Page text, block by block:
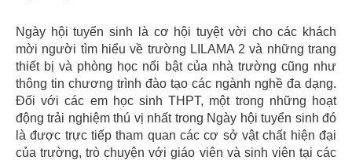
Ngày hội tuyển sinh là cơ hội tuyệt vời cho các khách
mời người tìm hiểu về trường LILAMA 2 và những trang
thiết bị và phòng học nổi bật của nhà trường cũng như
thông tin chương trình đào tạo các ngành nghề đa dạng.
Đối với các em học sinh THPT, một trong những hoạt
động trải nghiệm thú vị nhất trong Ngày hội tuyển sinh đó
là được trực tiếp tham quan các cơ sở vật chất hiện đại
của trường, trò chuyện với giáo viên và sinh viên tại các